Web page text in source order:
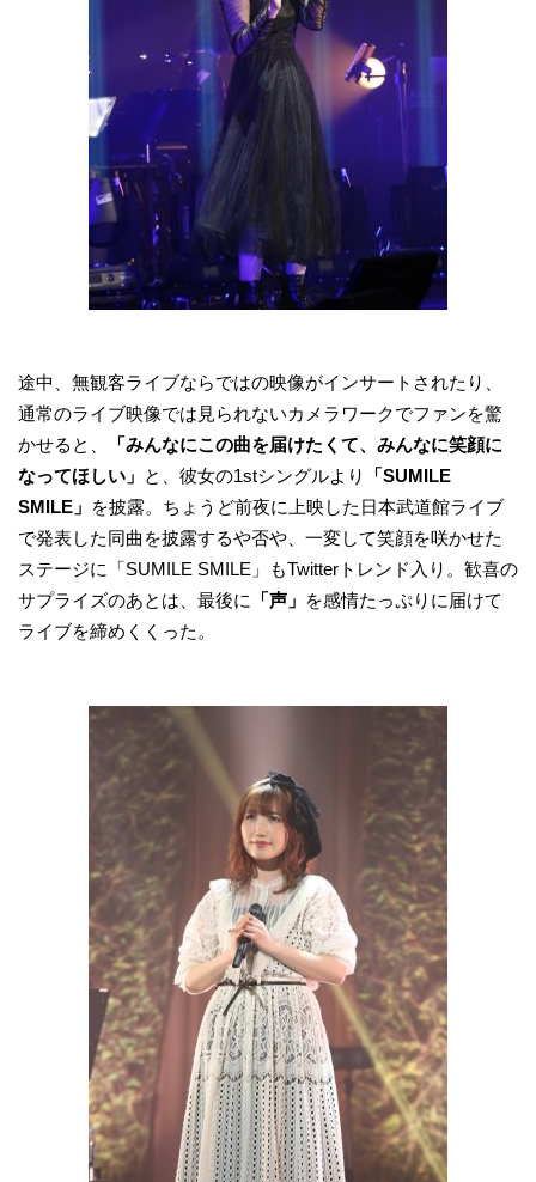
途中、無観客ライブならではの映像がインサートされたり、
通常のライブ映像では見られないカメラワークでファンを驚
かせると、
「みんなにこの曲を届けたくて、みんなに笑顔に
なってほしい」 と、彼女の1stシングルより
「SUMILE
SMILE」 を披露。ちょうど前夜に上映した日本武道館ライブ
で発表した同曲を披露するや否や、一変して笑顔を咲かせた
ステージに「SUMILE SMILE」もTwitterトレンド入り。歓喜の
サプライズのあとは、最後に
「声」 を感情たっぷりに届けて
ライブを締めくくった。